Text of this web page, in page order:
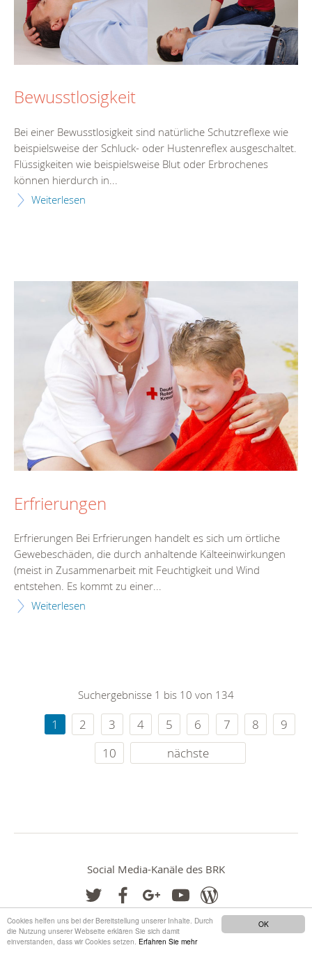
OK
Cookies helfen uns bei der Bereitstellung unserer Inhalte. Durch
die Nutzung unserer Webseite erklären Sie sich damit
einverstanden, dass wir Cookies setzen. Erfahren Sie mehr
Bewusstlosigkeit
Bei einer Bewusstlosigkeit sind natürliche Schutzreflexe wie
beispielsweise der Schluck- oder Hustenreflex ausgeschaltet.
Flüssigkeiten wie beispielsweise Blut oder Erbrochenes
können hierdurch in...
Weiterlesen
Erfrierungen
Erfrierungen Bei Erfrierungen handelt es sich um örtliche
Gewebeschäden, die durch anhaltende Kälteeinwirkungen
(meist in Zusammenarbeit mit Feuchtigkeit und Wind
entstehen. Es kommt zu einer...
Weiterlesen
Suchergebnisse 1 bis 10 von 134
1 2 3 4 5 6 7 8
9
10
nächste
Social Media-Kanäle des BRK